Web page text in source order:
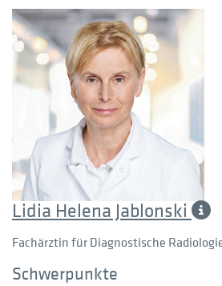
Lidia Helena Jablonski
Fachärztin für Diagnostische
Schwerpunkte